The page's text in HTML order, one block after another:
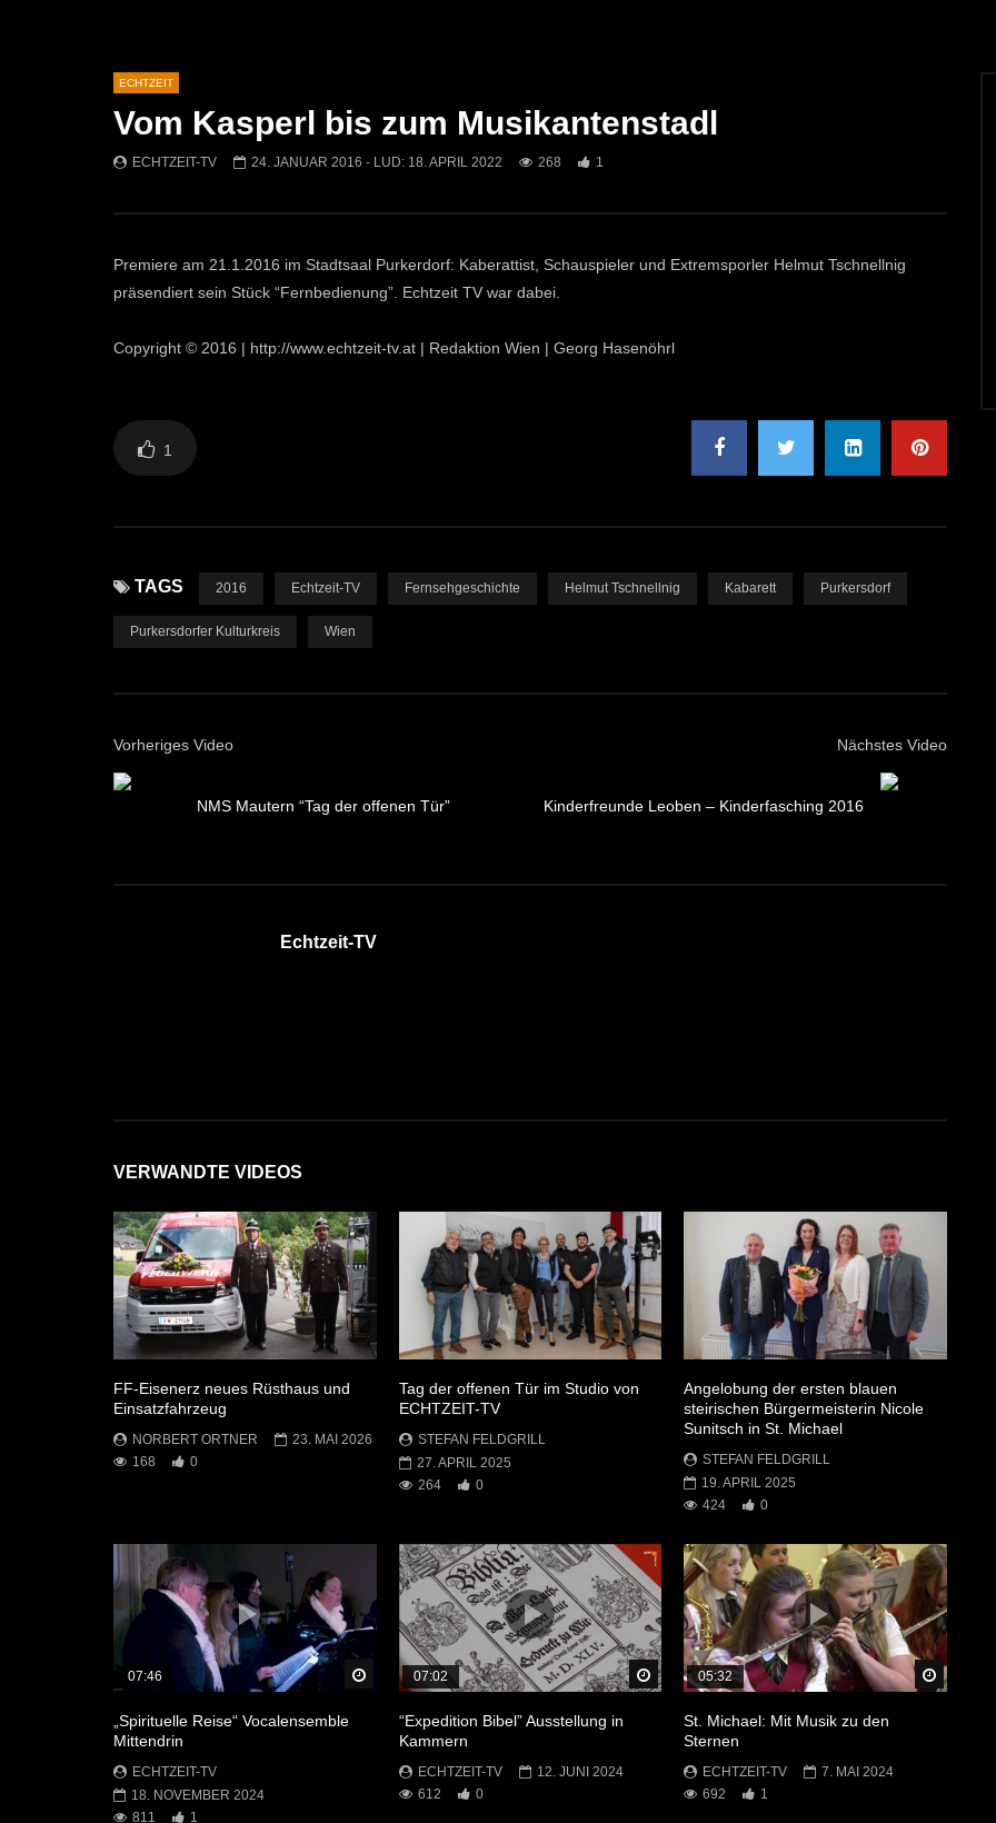
Später Ansehen
07:46 Später Ansehen
07:02
ECHTZEIT
Vom Kasperl bis zum Musikantenstadl
ECHTZEIT-TV 24. JANUAR 2016 - LUD: 18. APRIL 2022 268 1
Premiere am 21.1.2016 im Stadtsaal Purkerdorf: Kaberattist, Schauspieler und Extremsporler Helmut Tschnellnig
präsendiert sein Stück “Fernbedienung”. Echtzeit TV war dabei.
Copyright © 2016 | http://www.echtzeit-tv.at | Redaktion Wien | Georg Hasenöhrl
1
TAGS 2016 Echtzeit-TV Fernsehgeschichte Helmut Tschnellnig Kabarett Purkersdorf
Purkersdorfer Kulturkreis Wien
Vorheriges Video
NMS Mautern “Tag der offenen Tür”
Nächstes Video
Kinderfreunde Leoben – Kinderfasching 2016
Echtzeit-TV
VERWANDTE VIDEOS
FF-Eisenerz neues Rüsthaus und
Einsatzfahrzeug
NORBERT ORTNER
23. MAI 2026
168
0
Tag der offenen Tür im Studio von
ECHTZEIT-TV
STEFAN FELDGRILL
27. APRIL 2025
264
0
Angelobung der ersten blauen
steirischen Bürgermeisterin Nicole
Sunitsch in St. Michael
STEFAN FELDGRILL
19. APRIL 2025
424
0
Später Ansehen
07:46
„Spirituelle Reise“ Vocalensemble
Mittendrin
ECHTZEIT-TV
18. NOVEMBER 2024
811
1
Später Ansehen
07:02
“Expedition Bibel” Ausstellung in
Kammern
ECHTZEIT-TV
12. JUNI 2024
612
0
Später
05:32
St. Michael: Mit Musik zu den
Sternen
ECHTZEIT-TV
7. MAI 2024
692
1